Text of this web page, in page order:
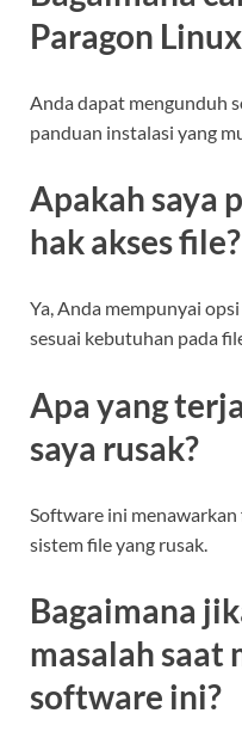
Paragon
Anda dapat mengunduh
panduan instalasi yang
Apakah saya
hak akses file?
Ya, Anda mempunyai
sesuai kebutuhan pada
Apa yang
saya rusak?
Software ini
sistem file yang rusak.
Bagaimana
masalah saat
software ini?